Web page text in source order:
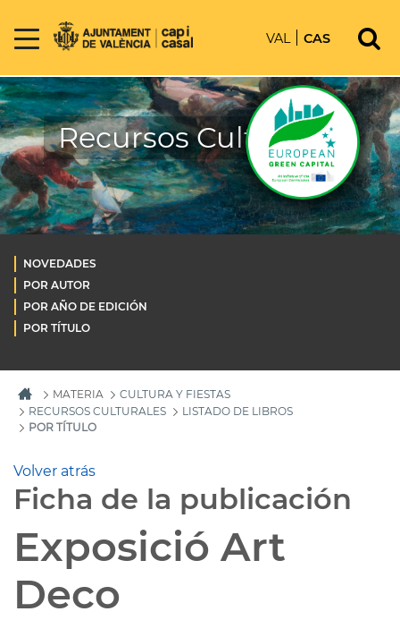
VAL CAS
Recursos Culturales
NOVEDADES
POR AUTOR
POR AÑO DE EDICIÓN
POR TÍTULO
MATERIA
CULTURA Y FIESTAS
RECURSOS CULTURALES
LISTADO DE LIBROS
POR TÍTULO
Volver atrás
Ficha de la publicación
Exposició Art
Deco